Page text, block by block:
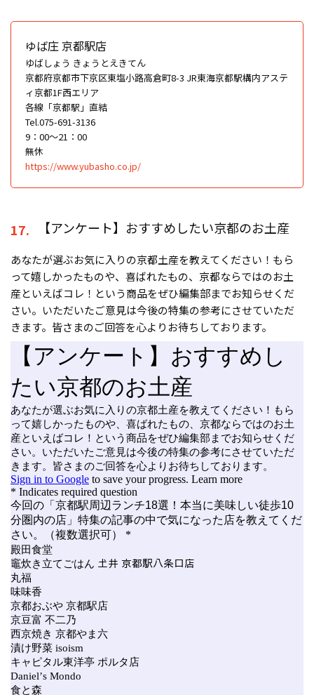
ゆば庄 京都駅店
ゆばしょう きょうとえきてん
京都府京都市下京区東塩小路高倉町8-3 JR東海京都駅構内アステ
ィ京都1F西エリア
各線「京都駅」直結
Tel.075-691-3136
9：00〜21：00
無休
https://www.yubasho.co.jp/
17. 【アンケート】おすすめしたい京都のお土産
あなたが選ぶお気に入りの京都土産を教えてください！もら
って嬉しかったものや、喜ばれたもの、京都ならではのお土
産といえばコレ！という商品をぜひ編集部までお知らせくだ
さい。いただいたご意見は今後の特集の参考にさせていただ
きます。皆さまのご回答を心よりお待ちしております。